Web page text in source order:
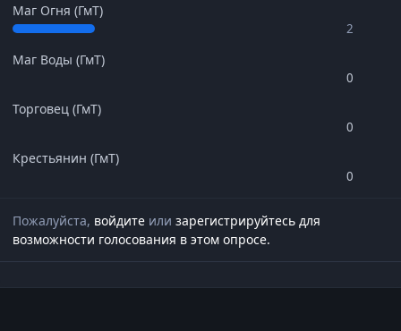
Маг Огня (ГмТ)
2
Маг Воды (ГмТ)
0
Торговец (ГмТ)
0
Крестьянин (ГмТ)
0
Пожалуйста, войдите или зарегистрируйтесь для
возможности голосования в этом опросе.